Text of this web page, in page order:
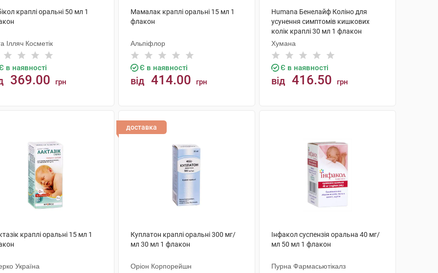
краплі оральні 50 мл 1
Ілляч Косметік
в наявності
369.00 грн
Мамалак краплі оральні 15 мл 1
флакон
Альпіфлор
Є в наявності
від 414.00 грн
Humana Бенелайф Коліно для
усунення симптомів кишкових
колік краплі 30 мл 1 флакон
Хумана
Є в наявності
від 416.50 грн
краплі оральні 15 мл 1
Україна
доставка
Куплатон краплі оральні 300 мг/
мл 30 мл 1 флакон
Оріон Корпорейшн
Інфакол суспензія оральна 40 мг/
мл 50 мл 1 флакон
Пурна Фармасьютікалз